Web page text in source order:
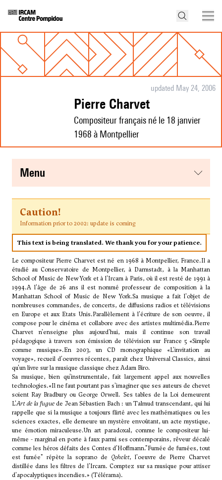
updated May 24, 2006
Pierre Charvet
Compositeur français né le 18 janvier
1968 à Montpellier
menu
Caution!
Information prior to 2002: update is coming
This text is being translated. We thank you for your patience.
Le compositeur Pierre Charvet est né en 1968 à Montpellier, France.Il a
étudié au Conservatoire de Montpellier, à Darmstadt, à la Manhattan
School of Music de New York et à l'Ircam à Paris, où il est resté de 1991 à
1994.A l'âge de 26 ans il est nommé professeur de composition à la
Manhattan School of Music de New York.Sa musique a fait l'objet de
nombreuses commandes, de concerts, de diffusions radios et télévisions
en Europe et aux Etats Unis.Parallèlement à l'écriture de son oeuvre, il
compose pour le cinéma et collabore avec des artistes multimédia.Pierre
Charvet n'enseigne plus aujourd'hui, mais il continue son travail
pédagogique à travers son émission de télévision sur France 5 «Simple
comme musique».En 2003, un CD monographique «L'invitation au
voyage», recueil d'oeuvres récentes, paraît chez Universal Classics, ainsi
qu'un livre sur la musique classique chez Adam Biro.
Sa musique, bien qu'instrumentale, fait largement appel aux nouvelles
technologies.«Il ne faut pourtant pas s'imaginer que ses auteurs de chevet
soient Ray Bradbury ou George Orwell. Ses tables de la Loi demeurent
L'Art de la fuguede Jean Sébastien Bach : un Talmud transcendant, qui lui
rappelle que si la musique a toujours flirté avec les mathématiques ou les
sciences exactes, elle demeure un mystère envoûtant, un acte mystique,
une émotion miraculeuse.Un art paradoxal, comme le compositeur lui-
même - marginal en porte à faux parmi ses contemporains, rêveur décalé
comme les héros défaits des Contes d'Hoffmann."Fumée de fumées, tout
est fumée" répète la soprano de Qohelet, l'oeuvre de Pierre Charvet
distillée dans les filtres de l'Ircam. Comptez sur sa musique pour attiser
d'apocalyptiques incendies.» (Télérama).